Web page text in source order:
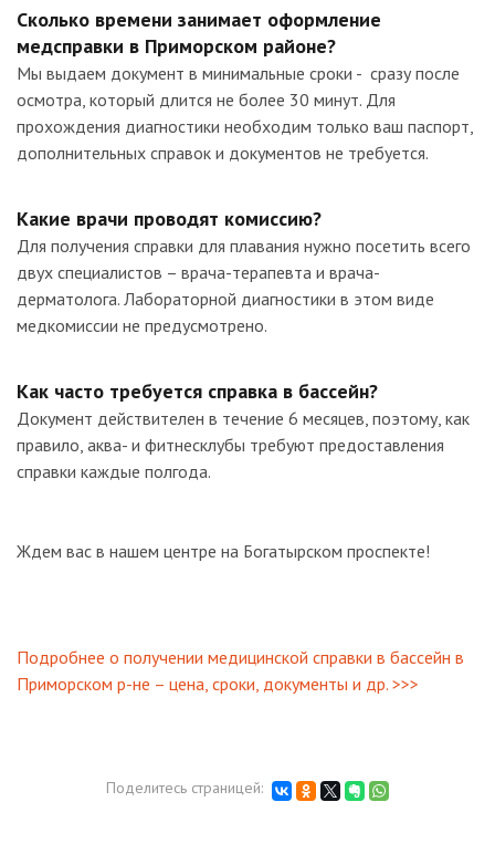
Сколько времени занимает оформление
медсправки в Приморском районе?
Мы выдаем документ в минимальные сроки - сразу после
осмотра, который длится не более 30 минут. Для
прохождения диагностики необходим только ваш паспорт,
дополнительных справок и документов не требуется.
Какие врачи проводят комиссию?
Для получения справки для плавания нужно посетить всего
двух специалистов – врача-терапевта и врача-
дерматолога. Лабораторной диагностики в этом виде
медкомиссии не предусмотрено.
Как часто требуется справка в бассейн?
Документ действителен в течение 6 месяцев, поэтому, как
правило, аква- и фитнесклубы требуют предоставления
справки каждые полгода.
Ждем вас в нашем центре на Богатырском проспекте!
Подробнее о получении медицинской справки в бассейн в
Приморском р-не – цена, сроки, документы и др. >>>
Поделитесь страницей: